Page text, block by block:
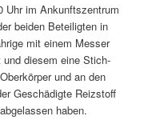
Uhr im Ankunftszentrum
beiden Beteiligten in
mit einem Messer
diesem eine Stich-
und an den
Geschädigte Reizstoff
haben.